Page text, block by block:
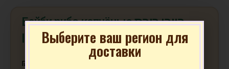
Бэйби рибс копчёные בייבי ריבס
מעושן
₪
Выберите ваш регион для
доставки